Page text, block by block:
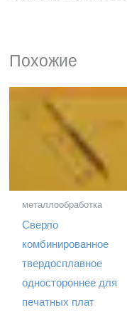
Похожие
металлообработка
Сверло
комбинированное
твердосплавное
одностороннее для
печатных плат